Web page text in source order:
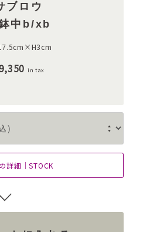
ブロウ
中b/xb
in tax
詳細｜STOCK